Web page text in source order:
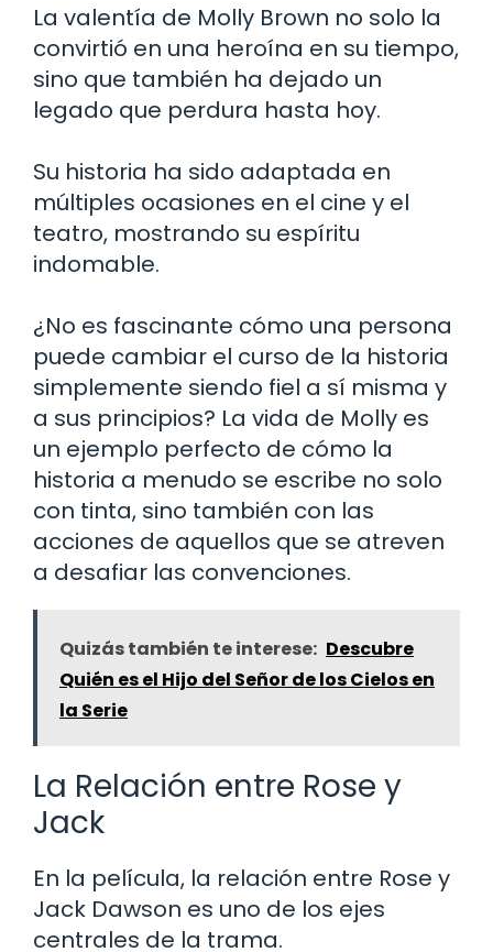
La valentía de Molly Brown no solo la
convirtió en una heroína en su tiempo,
sino que también ha dejado un
legado que perdura hasta hoy.
Su historia ha sido adaptada en
múltiples ocasiones en el cine y el
teatro, mostrando su espíritu
indomable.
¿No es fascinante cómo una persona
puede cambiar el curso de la historia
simplemente siendo fiel a sí misma y
a sus principios? La vida de Molly es
un ejemplo perfecto de cómo la
historia a menudo se escribe no solo
con tinta, sino también con las
acciones de aquellos que se atreven
a desafiar las convenciones.
Quizás también te interese: Descubre
Quién es el Hijo del Señor de los Cielos en
la Serie
La Relación entre Rose y
Jack
En la película, la relación entre Rose y
Jack Dawson es uno de los ejes
centrales de la trama.